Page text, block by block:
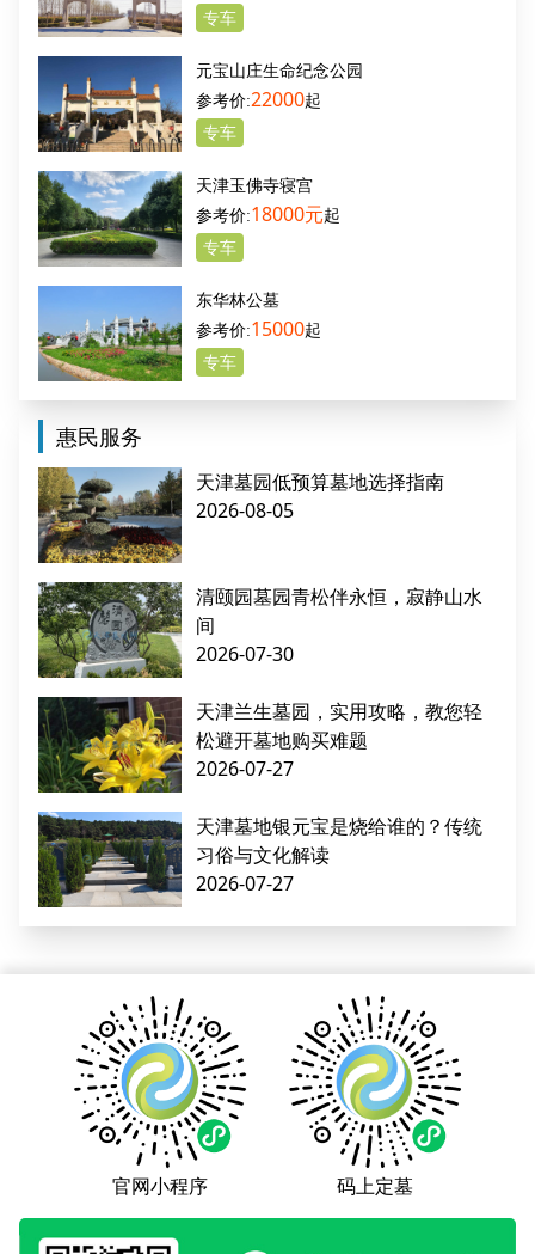
专车
元宝山庄生命纪念公园
22000起
专车
天津玉佛寺寝宫
18000元起
专车
东华林公墓
15000起
专车
惠民服务
天津墓园低预算墓地选择指南
2026-08-05
清颐园墓园青松伴永恒，寂静山水
间
2026-07-30
天津兰生墓园，实用攻略，教您轻
松避开墓地购买难题
2026-07-27
天津墓地银元宝是烧给谁的？传统
习俗与文化解读
2026-07-27
官网小程序 码上定墓